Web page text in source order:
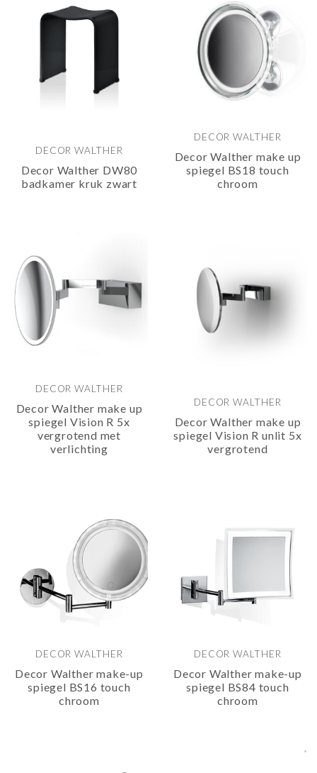
DECOR WALTHER
Decor Walther DW80
badkamer kruk zwart
DECOR WALTHER
Decor Walther make up
spiegel BS18 touch
chroom
DECOR WALTHER
Decor Walther make up
spiegel Vision R 5x
vergrotend met
verlichting
DECOR WALTHER
Decor Walther make up
spiegel Vision R unlit 5x
vergrotend
DECOR WALTHER
Decor Walther make-up
spiegel BS16 touch
chroom
DECOR WALTHER
Decor Walther make-up
spiegel BS84 touch
chroom